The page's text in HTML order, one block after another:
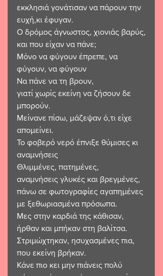
εκκλησιά γονάτισαν να πάρουν την
ευχή,κι έφυγαν.
Ο δρόμος άγνωστος, χιονιάς βαρύς,
και που είχαν να πάνε;
Μόνο να φύγουν έπρεπε, να
φύγουν, να φύγουν
Να πάνε να τη βρουν,
γιατί χωρίς εκείνη να ζήσουν δε
μπορούν.
Μείνανε πίσω, μάζεψαν ό,τι είχε
απομείνει.
Το φοβερό νερό έπνιξε θύμισες κι
αναμνήσεις
Θλιμμένες, πατημένες,
αναμνήσεις γλυκές και βρεγμένες,
πάνω σε φωτογραφίες αγαπημένες
με ξεθωριασμένα πρόσωπα.
Μες στην καρδιά της κάθισαν,
ήρθαν και μπήκαν στη βαλίτσα.
Στριμώχτηκαν, ησυχασμένες πια,
που εκείνη βρήκαν.
Κάνε πιο κει μην πιάνεις πολύ